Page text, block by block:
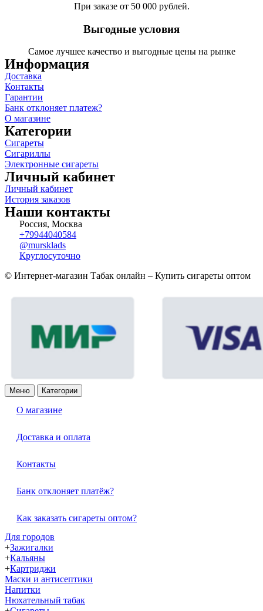
При заказе от 50 000 рублей.
Выгодные условия
Самое лучшее качество и выгодные цены на рынке
Информация
Доставка
Контакты
Гарантии
Банк отклоняет платеж?
О магазине
Категории
Сигареты
Сигариллы
Электронные сигареты
Личный кабинет
Личный кабинет
История заказов
Наши контакты
Россия, Москва
+79944040584
@mursklads
Круглосуточно
© Интернет-магазин Табак онлайн – Купить сигареты оптом
Меню Категории
О магазине
Доставка и оплата
Контакты
Банк отклоняет платёж?
Как заказать сигареты оптом?
Для городов
+Зажигалки
+Кальяны
+Картриджи
Маски и антисептики
Напитки
Нюхательный табак